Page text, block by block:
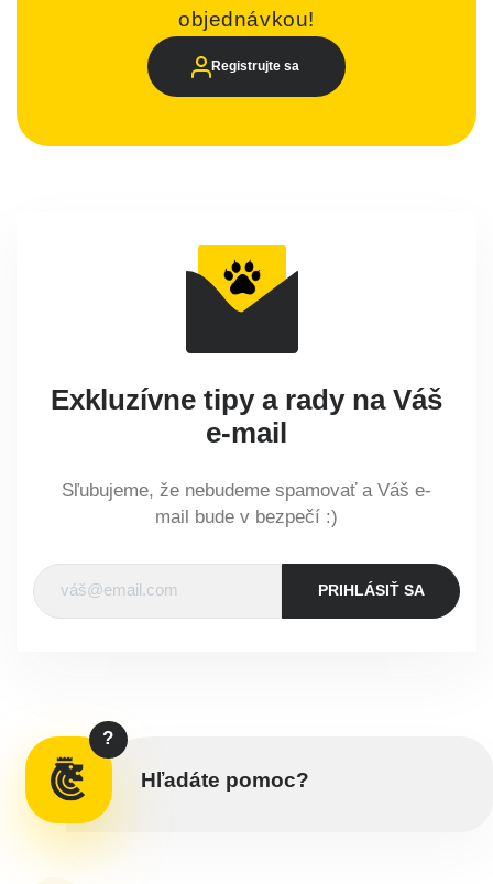
?
Hľadáte pomoc?
objednávkou!
Registrujte sa
Exkluzívne tipy a rady na Váš
e-mail
Sľubujeme, že nebudeme spamovať a Váš e-
mail bude v bezpečí :)
PRIHLÁSIŤ SA